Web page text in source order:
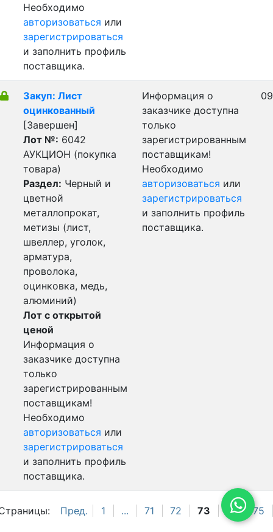
Пред. 1 ... 71 72 73 74 75
Необходимо
авторизоваться или
зарегистрироваться
и заполнить профиль
поставщика.
Закуп: Лист
оцинкованный
[Завершен]
Лот №: 6042
АУКЦИОН (покупка
товара)
Раздел: Черный и
цветной
металлопрокат,
метизы (лист,
швеллер, уголок,
арматура,
проволока,
оцинковка, медь,
алюминий)
Лот с открытой
ценой
Информация о
заказчике доступна
только
зарегистрированным
поставщикам!
Необходимо
авторизоваться или
зарегистрироваться
и заполнить профиль
поставщика.
Информация о
заказчике доступна
только
зарегистрированным
поставщикам!
Необходимо
авторизоваться или
зарегистрироваться
и заполнить профиль
поставщика.